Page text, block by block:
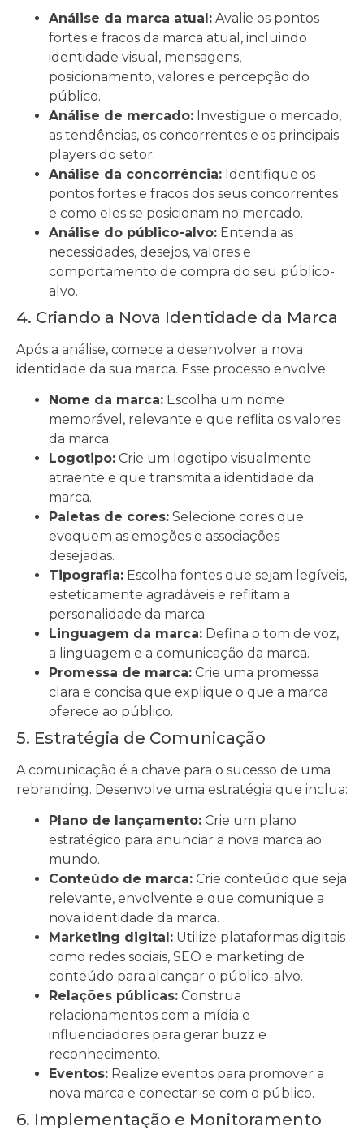
Análise da marca atual: Avalie os pontos
fortes e fracos da marca atual, incluindo
identidade visual, mensagens,
posicionamento, valores e percepção do
público.
Análise de mercado: Investigue o mercado,
as tendências, os concorrentes e os principais
players do setor.
Análise da concorrência: Identifique os
pontos fortes e fracos dos seus concorrentes
e como eles se posicionam no mercado.
Análise do público-alvo: Entenda as
necessidades, desejos, valores e
comportamento de compra do seu público-
alvo.
4. Criando a Nova Identidade da Marca
Após a análise, comece a desenvolver a nova
identidade da sua marca. Esse processo envolve:
Nome da marca: Escolha um nome
memorável, relevante e que reflita os valores
da marca.
Logotipo: Crie um logotipo visualmente
atraente e que transmita a identidade da
marca.
Paletas de cores: Selecione cores que
evoquem as emoções e associações
desejadas.
Tipografia: Escolha fontes que sejam legíveis,
esteticamente agradáveis e reflitam a
personalidade da marca.
Linguagem da marca: Defina o tom de voz,
a linguagem e a comunicação da marca.
Promessa de marca: Crie uma promessa
clara e concisa que explique o que a marca
oferece ao público.
5. Estratégia de Comunicação
A comunicação é a chave para o sucesso de uma
rebranding. Desenvolve uma estratégia que inclua:
Plano de lançamento: Crie um plano
estratégico para anunciar a nova marca ao
mundo.
Conteúdo de marca: Crie conteúdo que seja
relevante, envolvente e que comunique a
nova identidade da marca.
Marketing digital: Utilize plataformas digitais
como redes sociais, SEO e marketing de
conteúdo para alcançar o público-alvo.
Relações públicas: Construa
relacionamentos com a mídia e
influenciadores para gerar buzz e
reconhecimento.
Eventos: Realize eventos para promover a
nova marca e conectar-se com o público.
6. Implementação e Monitoramento